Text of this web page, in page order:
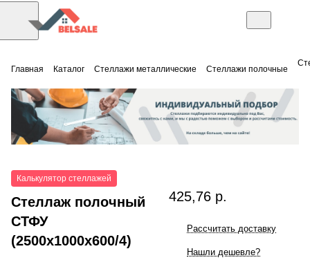
Главная Каталог Стеллажи металлические Стеллажи полочные
Калькулятор стеллажей
Стеллаж полочный
СТФУ
(2500x1000x600/4)
425,76 р.
Рассчитать доставку
Нашли дешевле?